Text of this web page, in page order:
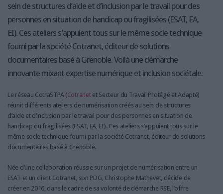
sein de structures d’aide et d’inclusion par le travail pour des
personnes en situation de handicap ou fragilisées (ESAT, EA,
EI). Ces ateliers s’appuient tous sur le même socle technique
fourni par la société Cotranet, éditeur de solutions
documentaires basé à Grenoble. Voilà une démarche
innovante mixant expertise numérique et inclusion sociétale.
Le réseau CotraSTPA (Cotranetet Secteur du Travail Protégé et Adapté)
réunit différents ateliers de numérisation créés au sein de structures
d’aide et d’inclusion par le travail pour des personnes en situation de
handicap ou fragilisées (ESAT, EA, EI). Ces ateliers s’appuient tous sur le
même socle technique fourni par la société Cotranet, éditeur de solutions
documentaires basé à Grenoble.
Née d’une collaboration réussie sur un projet de numérisation entre un
ESAT et un client Cotranet, son PDG, Christophe Mathevet, décide de
créer en 2016, dans le cadre de sa volonté de démarche RSE, l’offre